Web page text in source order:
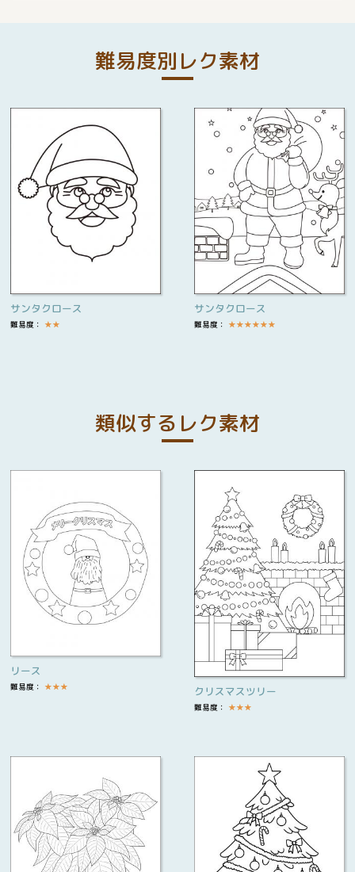
難易度別レク素材
サンタクロース
難易度： ★★
サンタクロース
難易度： ★★★★★★
類似するレク素材
リース
難易度： ★★★ クリスマスツリー
難易度： ★★★